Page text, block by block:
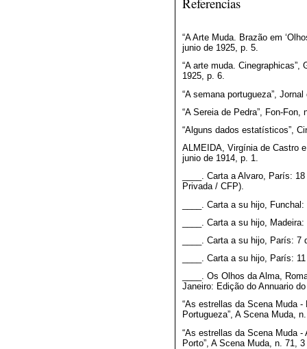
“A Arte Muda. Brazão em
junio de 1925, p. 5.
“A arte muda.
1925, p. 6.
“A semana portugueza”,
“A Sereia de Pedra”, Fon-
“Alguns dados estatísticos”,
ALMEIDA, Virgínia de Castro
junio de 1914, p. 1.
____. Carta a Alvaro, París:
Privada / CFP).
____. Carta a su hijo,
____. Carta a su hijo,
____. Carta a su hijo, París: 7
____. Carta a su hijo, París:
____. Os Olhos da Alma,
Janeiro: Edição do Annuario
“As estrellas da Scena Muda
Portugueza”, A Scena Muda,
“As estrellas da Scena Muda
Porto”, A Scena Muda, n. 71,